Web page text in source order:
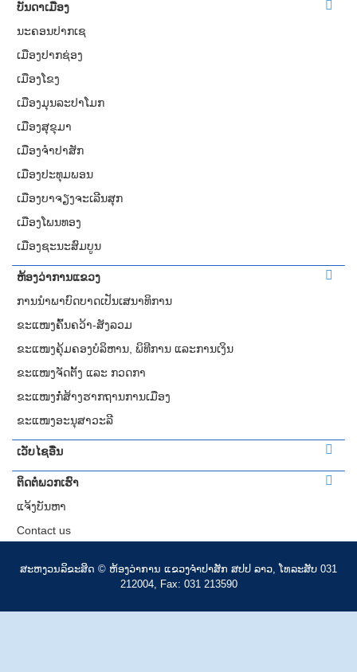
ບັນດາເມືອງ
ນະຄອນປາກເຊ
ເມືອງປາກຊ່ອງ
ເມືອງໂຂງ
ເມືອງມຸນລະປາໂມກ
ເມືອງສຸຂຸມາ
ເມືອງຈຳປາສັກ
ເມືອງປະທຸມພອນ
ເມືອງບາຈຽງຈະເລີນສຸກ
ເມືອງໂພນທອງ
ເມືອງຊະນະສົມບູນ
ຫ້ອງວ່າການແຂວງ
ການ​​ນຳພາ​ບົດບາດ​​ເປັນເສນາ​ທິການ
ຂະແໜງຄົ້ນຄວ້າ-ສັງລວມ
ຂະແໜງຄຸ້ມຄອງບໍລິຫານ, ພິທີການ ແລະການເງິນ
ຂະແໜງຈັດຕັ້ງ ແລະ ກວດກາ
ຂະແໜງກໍ່ສ້າງຮາກຖານການເມືອງ
ຂະແໜງອະນຸສາວະລີ
ເວັບໄຊອື່ນ
ຕິດຕໍ່ພວກເຮົາ
ແຈ້ງບັນຫາ
Contact us
ສະ​ຫງວນ​ລິ​ຂະ​ສິດ © ຫ້ອງວ່າການ ແຂວງ​ຈຳປາສັກ ​ສປປ​ ລາວ, ໂທ​ລະ​ສັບ 031
212004, Fax: 031 213590